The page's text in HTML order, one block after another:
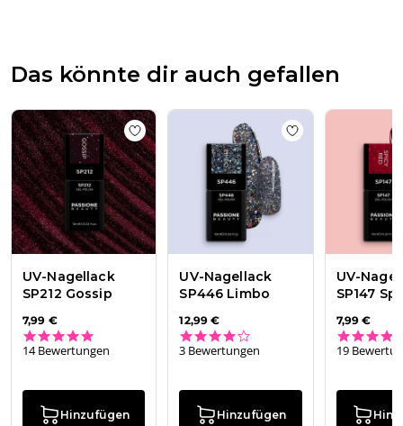
Apr
2026
Das könnte dir auch gefallen
Add to wishlist UV-Nagellack SP212
UV-Nagellack
SP212 Gossip
7,99 €
14 Bewertungen
Hinzufügen
Add to wishlist
UV-Nagellack
SP446 Limbo
12,99 €
3 Bewertungen
Hinzufügen
UV-
SP147
7,99 €
19